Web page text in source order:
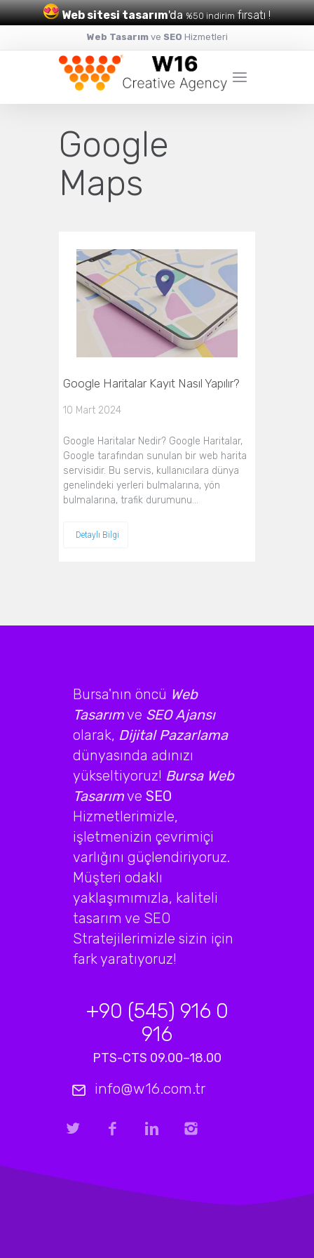
Web sitesi tasarım'da %50 indirim fırsatı !
Web Tasarımve SEO Hizmetleri
Google
Maps
Google Haritalar Kayıt Nasıl Yapılır?
10 Mart 2024
Google Haritalar Nedir? Google Haritalar,
Google tarafından sunulan bir web harita
servisidir. Bu servis, kullanıcılara dünya
genelindeki yerleri bulmalarına, yön
bulmalarına, trafik durumunu…
Detaylı Bilgi
Bursa'nın öncü Web
Tasarımve SEO Ajansı
olarak, Dijital Pazarlama
dünyasında adınızı
yükseltiyoruz! Bursa Web
Tasarımve SEO
Hizmetlerimizle,
işletmenizin çevrimiçi
varlığını güçlendiriyoruz.
Müşteri odaklı
yaklaşımımızla, kaliteli
tasarım ve SEO
Stratejilerimizle sizin için
fark yaratıyoruz!
+90 (545) 916 0
916
PTS-CTS 09.00–18.00
info@w16.com.tr